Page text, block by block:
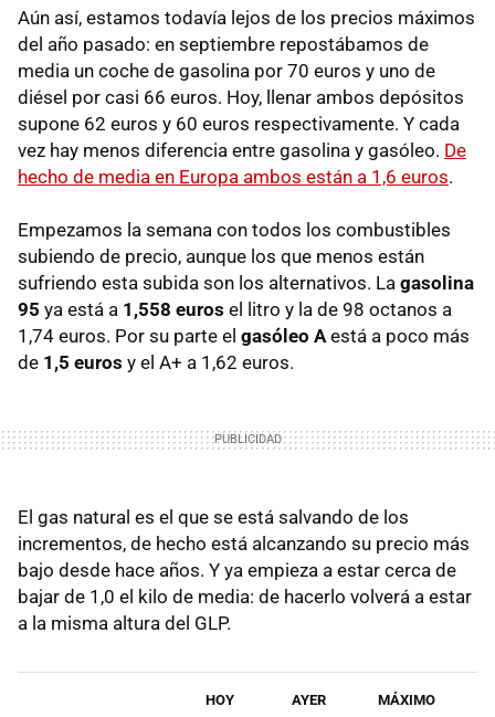
Aún así, estamos todavía lejos de los precios máximos
del año pasado: en septiembre repostábamos de
media un coche de gasolina por 70 euros y uno de
diésel por casi 66 euros. Hoy, llenar ambos depósitos
supone 62 euros y 60 euros respectivamente. Y cada
vez hay menos diferencia entre gasolina y gasóleo. De
hecho de media en Europa ambos están a 1,6 euros.
Empezamos la semana con todos los combustibles
subiendo de precio, aunque los que menos están
sufriendo esta subida son los alternativos. La gasolina
95 ya está a 1,558 euros el litro y la de 98 octanos a
1,74 euros. Por su parte el gasóleo A está a poco más
de 1,5 euros y el A+ a 1,62 euros.
El gas natural es el que se está salvando de los
incrementos, de hecho está alcanzando su precio más
bajo desde hace años. Y ya empieza a estar cerca de
bajar de 1,0 el kilo de media: de hacerlo volverá a estar
a la misma altura del GLP.
HOY AYER MÁXIMO